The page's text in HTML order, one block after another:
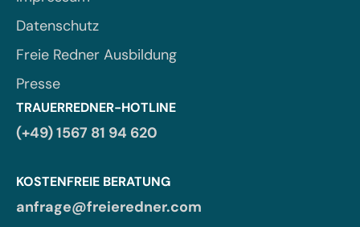
Datenschutz
Freie Redner Ausbildung
Presse
TRAUERREDNER-HOTLINE
(+49) 1567 81 94 620
KOSTENFREIE BERATUNG
anfrage@freieredner.com